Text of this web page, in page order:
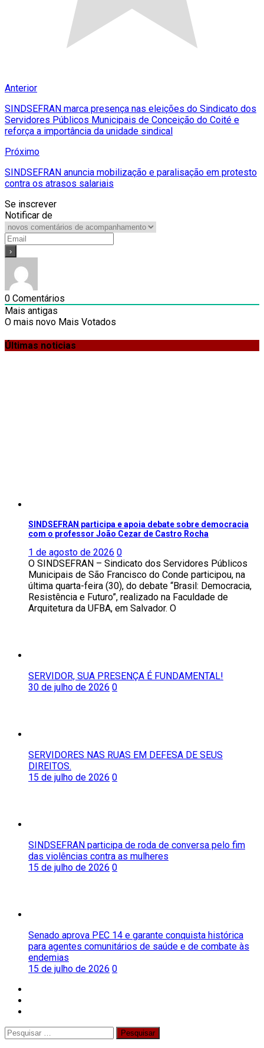
Anterior
SINDSEFRAN marca presença nas eleições do Sindicato dos
Servidores Públicos Municipais de Conceição do Coité e
reforça a importância da unidade sindical
Próximo
SINDSEFRAN anuncia mobilização e paralisação em protesto
contra os atrasos salariais
Se inscrever
Notificar de
0 Comentários
Mais antigas
O mais novo Mais Votados
Últimas noticias
SINDSEFRAN participa e apoia debate sobre democracia
com o professor João Cezar de Castro Rocha
1 de agosto de 2026 0
O SINDSEFRAN – Sindicato dos Servidores Públicos
Municipais de São Francisco do Conde participou, na
última quarta-feira (30), do debate “Brasil: Democracia,
Resistência e Futuro”, realizado na Faculdade de
Arquitetura da UFBA, em Salvador. O
SERVIDOR, SUA PRESENÇA É FUNDAMENTAL!
30 de julho de 2026 0
SERVIDORES NAS RUAS EM DEFESA DE SEUS
DIREITOS.
15 de julho de 2026 0
SINDSEFRAN participa de roda de conversa pelo fim
das violências contra as mulheres
15 de julho de 2026 0
Senado aprova PEC 14 e garante conquista histórica
para agentes comunitários de saúde e de combate às
endemias
15 de julho de 2026 0
Pesquisar